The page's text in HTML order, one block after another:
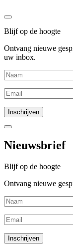
Blijf op de hoogte
Ontvang nieuwe
uw inbox.
Nieuwsbrief
Blijf op de hoogte
Ontvang nieuwe